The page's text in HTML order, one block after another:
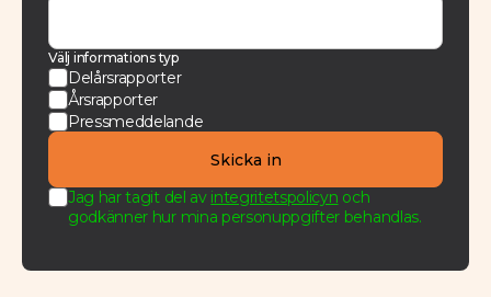
Välj informations typ
Delårsrapporter
Årsrapporter
Pressmeddelande
Jag har tagit del av integritetspolicyn och
godkänner hur mina personuppgifter behandlas.